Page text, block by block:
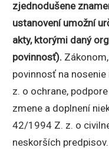
zjednodušene
ustanovení umožní
akty, ktorými daný
povinnosť).
povinnosť na
z. o ochrane,
zmene a doplnení
42/1994 Z. z. o
neskorších predpisov.